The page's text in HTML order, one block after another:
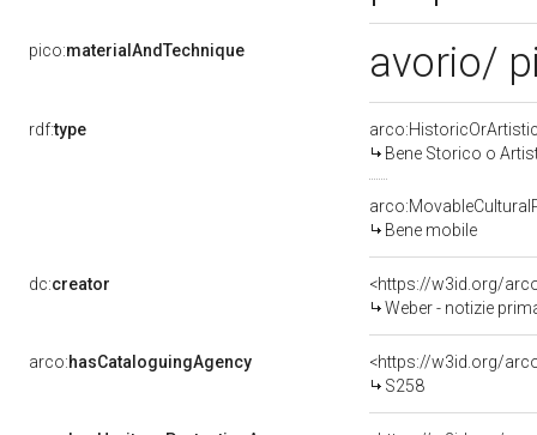
pico:materialAndTechnique avorio/
rdf:type
Bene Storico o
Bene mobile
dc:creator
<https://w3id.org/
Weber - notizie
arco:hasCataloguingAgency
<https://w3id.org/
S258